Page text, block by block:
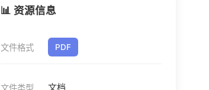
📊 资源信息
文件格式 PDF
文件类型 文档